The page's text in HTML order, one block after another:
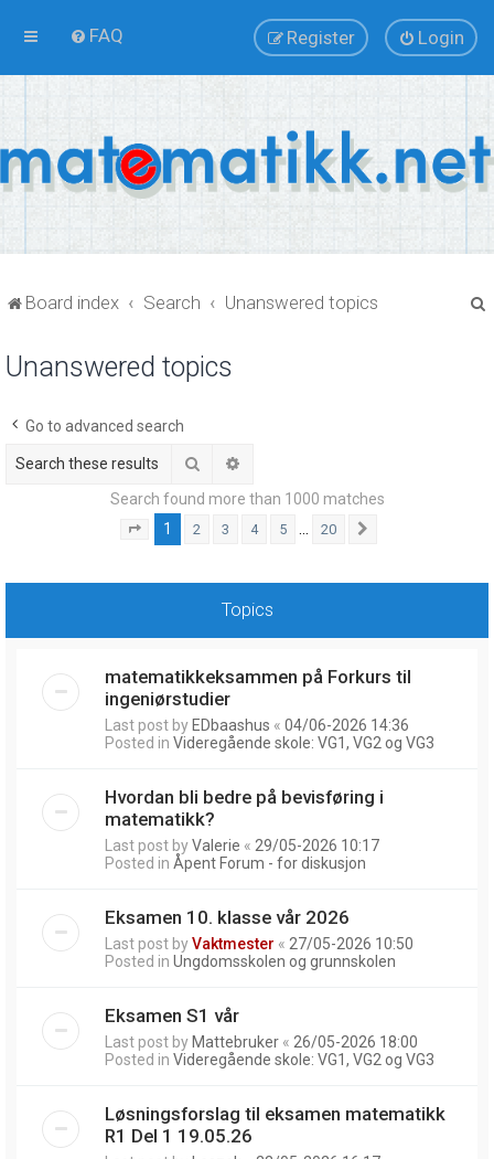
FAQ Login
Register
Board index Search Unanswered topics
Unanswered topics
Go to advanced search
Search
Search found more than 1000 matches
Page of 20
1 2 3 4 5 20
Topics
matematikkeksammen på Forkurs til
ingeniørstudier
Last post by EDbaashus « 04/06-2026 14:36
Posted in Videregående skole: VG1, VG2 og VG3
Hvordan bli bedre på bevisføring i
matematikk?
Last post byValerie « 29/05-2026 10:17
Posted in Åpent Forum - for diskusjon
Eksamen 10. klasse vår 2026
Last post byVaktmester « 27/05-2026 10:50
Posted in Ungdomsskolen og grunnskolen
Eksamen S1 vår
Last post by Mattebruker « 26/05-2026 18:00
Posted in Videregående skole: VG1, VG2 og VG3
Løsningsforslag til eksamen matematikk
R1 Del 1 19.05.26